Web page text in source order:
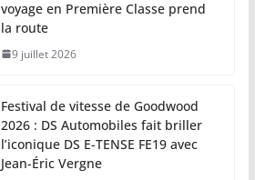
voyage en Première Classe prend
la route
9 juillet 2026
Festival de vitesse de Goodwood
2026 : DS Automobiles fait briller
l’iconique DS E-TENSE FE19 avec
Jean-Éric Vergne